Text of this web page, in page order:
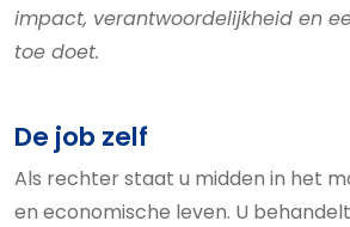
impact, verantwoordelijkheid en
toe doet.
De job zelf
Als rechter staat u midden in het
en economische leven. U